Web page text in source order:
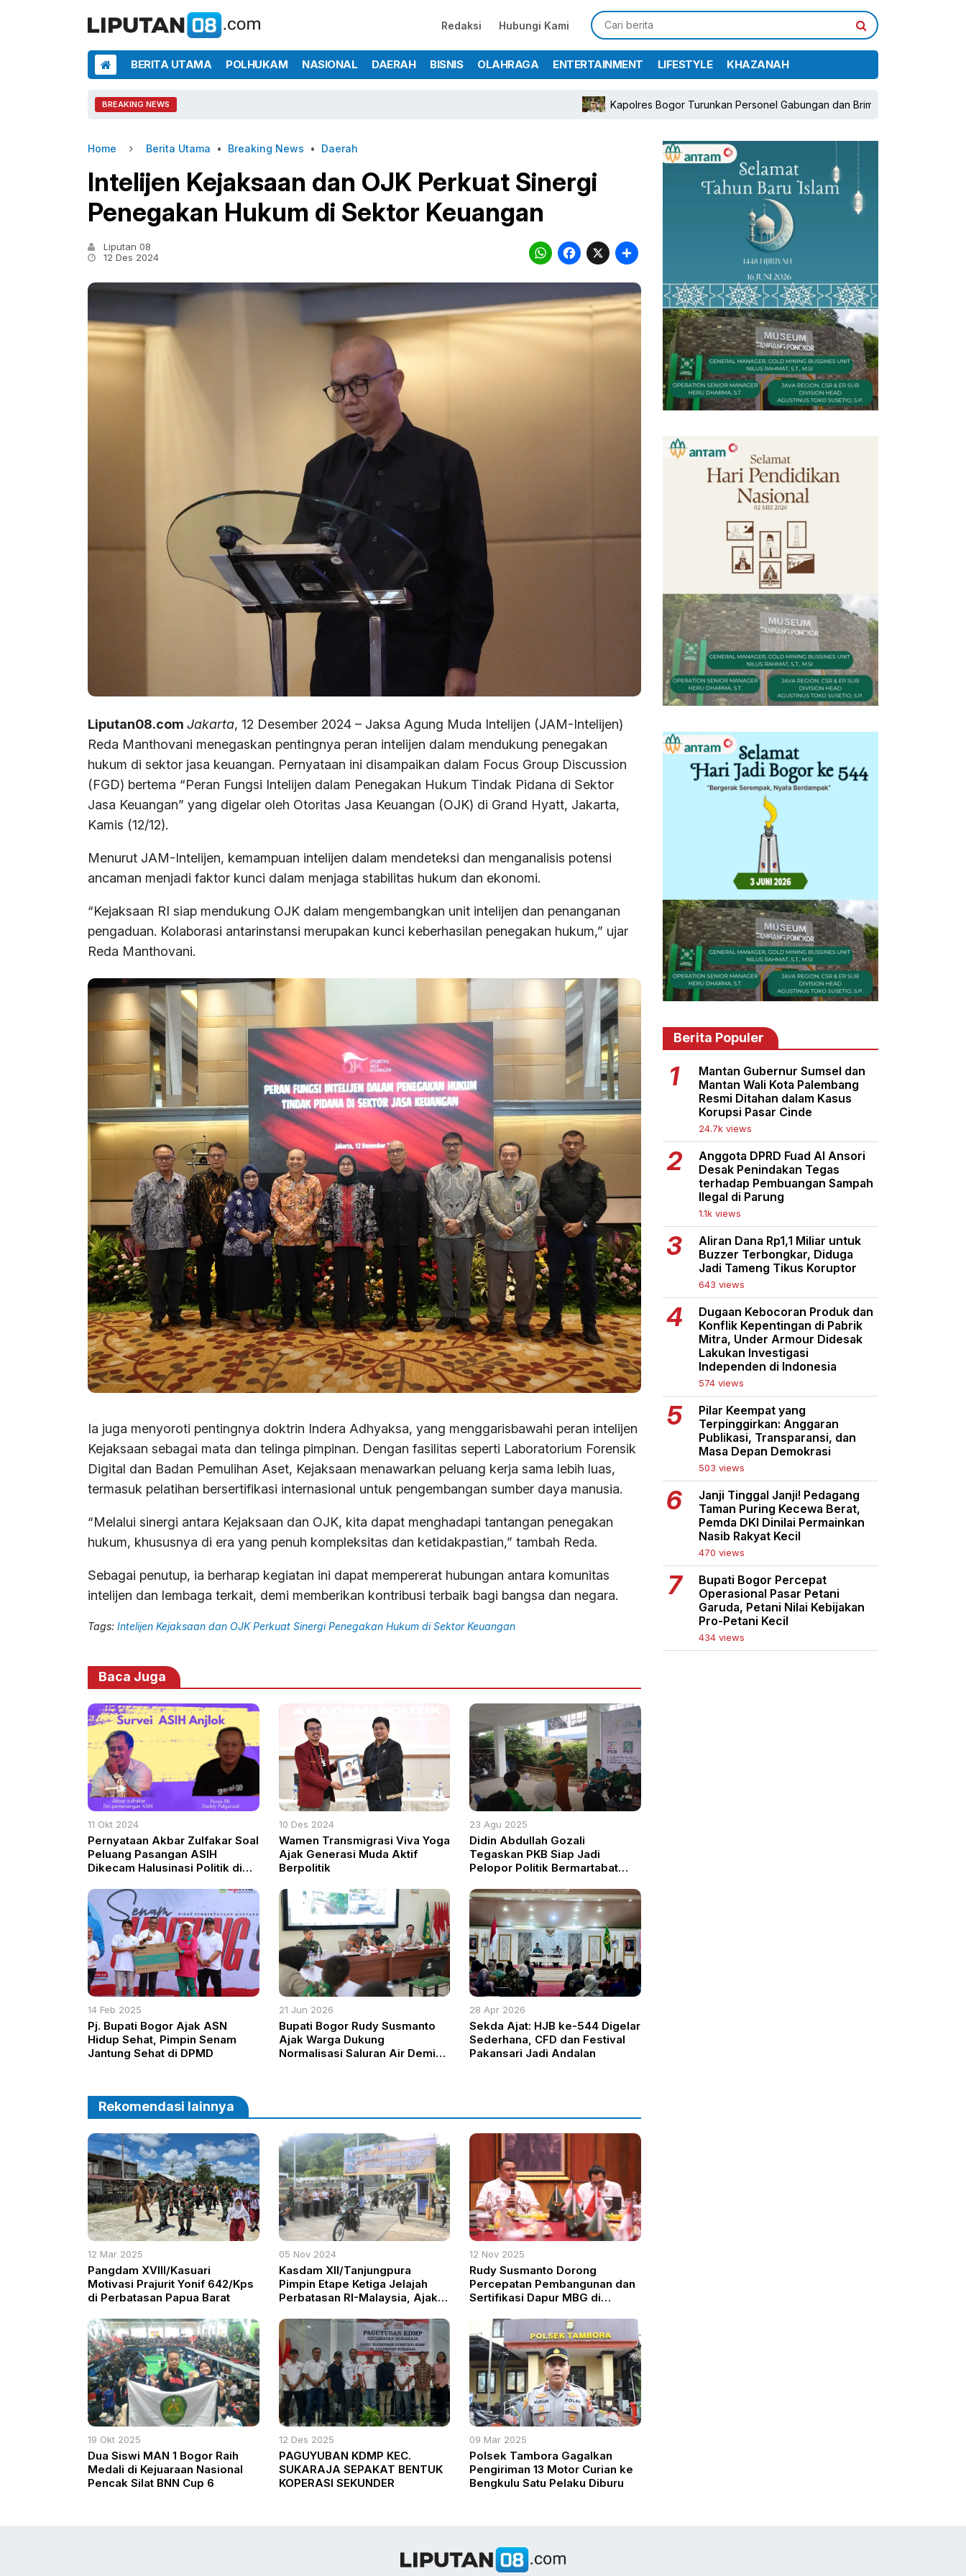
Redaksi Hubungi Kami
BERITA UTAMA POLHUKAM NASIONAL DAERAH BISNIS OLAHRAGA ENTERTAINMENT LIFESTYLE KHAZANAH
BREAKING NEWS Kapolres Bogor Turunkan Personel Gabungan dan Brimob, Prioritaskan Pengamanan
Home Berita Utama • Breaking News • Daerah
Intelijen Kejaksaan dan OJK Perkuat Sinergi
Penegakan Hukum di Sektor Keuangan
Liputan 08
12 Des 2024
WhatsApp
Facebook
X
Liputan08.com Jakarta, 12 Desember 2024 – Jaksa Agung Muda Intelijen (JAM-Intelijen)
Reda Manthovani menegaskan pentingnya peran intelijen dalam mendukung penegakan
hukum di sektor jasa keuangan. Pernyataan ini disampaikan dalam Focus Group Discussion
(FGD) bertema “Peran Fungsi Intelijen dalam Penegakan Hukum Tindak Pidana di Sektor
Jasa Keuangan” yang digelar oleh Otoritas Jasa Keuangan (OJK) di Grand Hyatt, Jakarta,
Kamis (12/12).
Menurut JAM-Intelijen, kemampuan intelijen dalam mendeteksi dan menganalisis potensi
ancaman menjadi faktor kunci dalam menjaga stabilitas hukum dan ekonomi.
“Kejaksaan RI siap mendukung OJK dalam mengembangkan unit intelijen dan penanganan
pengaduan. Kolaborasi antarinstansi merupakan kunci keberhasilan penegakan hukum,” ujar
Reda Manthovani.
Ia juga menyoroti pentingnya doktrin Indera Adhyaksa, yang menggarisbawahi peran intelijen
Kejaksaan sebagai mata dan telinga pimpinan. Dengan fasilitas seperti Laboratorium Forensik
Digital dan Badan Pemulihan Aset, Kejaksaan menawarkan peluang kerja sama lebih luas,
termasuk pelatihan bersertifikasi internasional untuk pengembangan sumber daya manusia.
“Melalui sinergi antara Kejaksaan dan OJK, kita dapat menghadapi tantangan penegakan
hukum, khususnya di era yang penuh kompleksitas dan ketidakpastian,” tambah Reda.
Sebagai penutup, ia berharap kegiatan ini dapat mempererat hubungan antara komunitas
intelijen dan lembaga terkait, demi memberikan kontribusi terbaik bagi bangsa dan negara.
Tags: Intelijen Kejaksaan dan OJK Perkuat Sinergi Penegakan Hukum di Sektor Keuangan
Baca Juga
11 Okt 2024
Pernyataan Akbar Zulfakar Soal
Peluang Pasangan ASIH
Dikecam Halusinasi Politik di
10 Des 2024
Wamen Transmigrasi Viva Yoga
Ajak Generasi Muda Aktif
Berpolitik
23 Agu 2025
Didin Abdullah Gozali
Tegaskan PKB Siap Jadi
Pelopor Politik Bermartabat
14 Feb 2025
Pj. Bupati Bogor Ajak ASN
Hidup Sehat, Pimpin Senam
Jantung Sehat di DPMD
21 Jun 2026
Bupati Bogor Rudy Susmanto
Ajak Warga Dukung
Normalisasi Saluran Air Demi
28 Apr 2026
Sekda Ajat: HJB ke-544 Digelar
Sederhana, CFD dan Festival
Pakansari Jadi Andalan
Rekomendasi lainnya
12 Mar 2025
Pangdam XVIII/Kasuari
Motivasi Prajurit Yonif 642/Kps
di Perbatasan Papua Barat
05 Nov 2024
Kasdam XII/Tanjungpura
Pimpin Etape Ketiga Jelajah
Perbatasan RI-Malaysia, Ajak
Pilkada
12 Nov 2025
Rudy Susmanto Dorong
Percepatan Pembangunan dan
Sertifikasi Dapur MBG di
19 Okt 2025
Dua Siswi MAN 1 Bogor Raih
Medali di Kejuaraan Nasional
Pencak Silat BNN Cup 6
12 Des 2025
PAGUYUBAN KDMP KEC.
SUKARAJA SEPAKAT BENTUK
KOPERASI SEKUNDER
09 Mar 2025
Polsek Tambora Gagalkan
Pengiriman 13 Motor Curian ke
Bengkulu Satu Pelaku Diburu
Berita Populer
Mantan Gubernur Sumsel dan
Mantan Wali Kota Palembang
Resmi Ditahan dalam Kasus
Korupsi Pasar Cinde
24.7k views
Anggota DPRD Fuad Al Ansori
Desak Penindakan Tegas
terhadap Pembuangan Sampah
Ilegal di Parung
1.1k views
Aliran Dana Rp1,1 Miliar untuk
Buzzer Terbongkar, Diduga
Jadi Tameng Tikus Koruptor
643 views
Dugaan Kebocoran Produk dan
Konflik Kepentingan di Pabrik
Mitra, Under Armour Didesak
Lakukan Investigasi
Independen di Indonesia
574 views
Pilar Keempat yang
Terpinggirkan: Anggaran
Publikasi, Transparansi, dan
Masa Depan Demokrasi
503 views
Janji Tinggal Janji! Pedagang
Taman Puring Kecewa Berat,
Pemda DKI Dinilai Permainkan
Nasib Rakyat Kecil
470 views
Bupati Bogor Percepat
Operasional Pasar Petani
Garuda, Petani Nilai Kebijakan
Pro-Petani Kecil
434 views